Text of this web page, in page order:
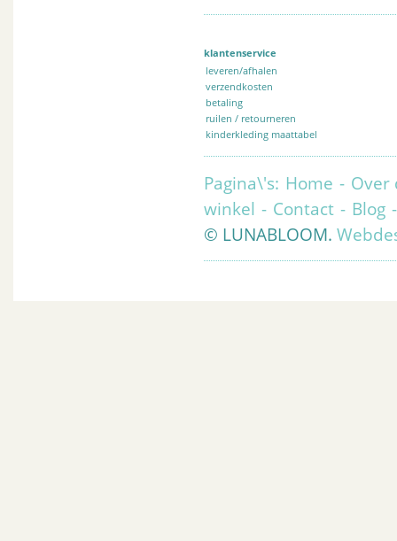
klantenservice
leveren/afhalen
verzendkosten
betaling
ruilen / retourneren
kinderkleding maattabel
Pagina\'s: Home - Over
winkel - Contact - Blog
© LUNABLOOM.